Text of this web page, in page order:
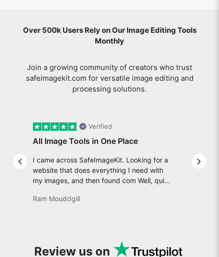
Over 500k Users Rely on Our Image Editing Tools
Monthly
Join a growing community of creators who trust
safeimagekit.com for versatile image editing and
processing solutions.
Previous slide
Verified
All Image Tools in One Place
I came across SafeImageKit. Looking for a
website that does everything I need with
my images, and then found com Well, quite
an incredibly high-speed, stable and easy-
snappy tools every now and then!
Ram Mouddgill
Next
Review us on